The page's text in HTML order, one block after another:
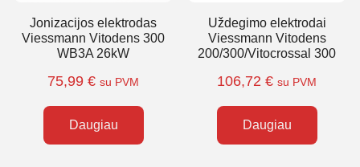
Jonizacijos elektrodas
Viessmann Vitodens 300
WB3A 26kW
75,99 € su PVM
Daugiau
Uždegimo elektrodai
Viessmann Vitodens
200/300/Vitocrossal 300
106,72 € su PVM
Daugiau